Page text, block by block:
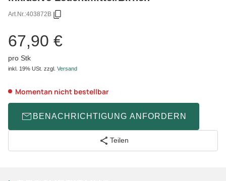
Art.Nr.:403872B
67,90 €
pro Stk
inkl. 19% USt. zzgl. Versand
Momentan nicht bestellbar
BENACHRICHTIGUNG ANFORDERN
Teilen